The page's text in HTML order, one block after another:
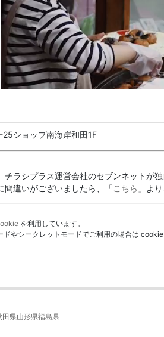
ショップ南海岸和田1F
チラシプラス運営会社のセブンネットが
間違いがございましたら、「こちら 」よ
を利用しています。
やシークレットモードでご利用の場合は
田県山形県福島県